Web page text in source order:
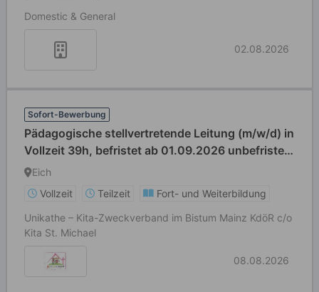
Domestic & General
02.08.2026
Sofort-Bewerbung
Pädagogische stellvertretende Leitung (m/w/d) in
Vollzeit 39h, befristet ab 01.09.2026 unbefristet
als pädagogische Fachkraft mit aktuell 19,5h
Eich
Vollzeit
Teilzeit
Fort- und Weiterbildung
Unikathe – Kita-Zweckverband im Bistum Mainz KdöR c/o
Kita St. Michael
08.08.2026